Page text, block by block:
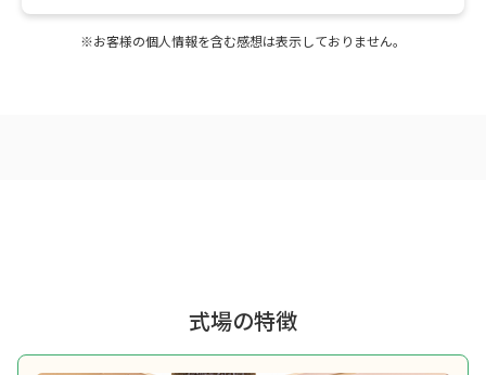
※お客様の個人情報を含む感想は表示しておりません。
式場の特徴